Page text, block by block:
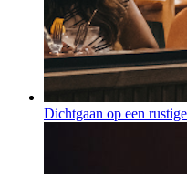
Dichtgaan op een